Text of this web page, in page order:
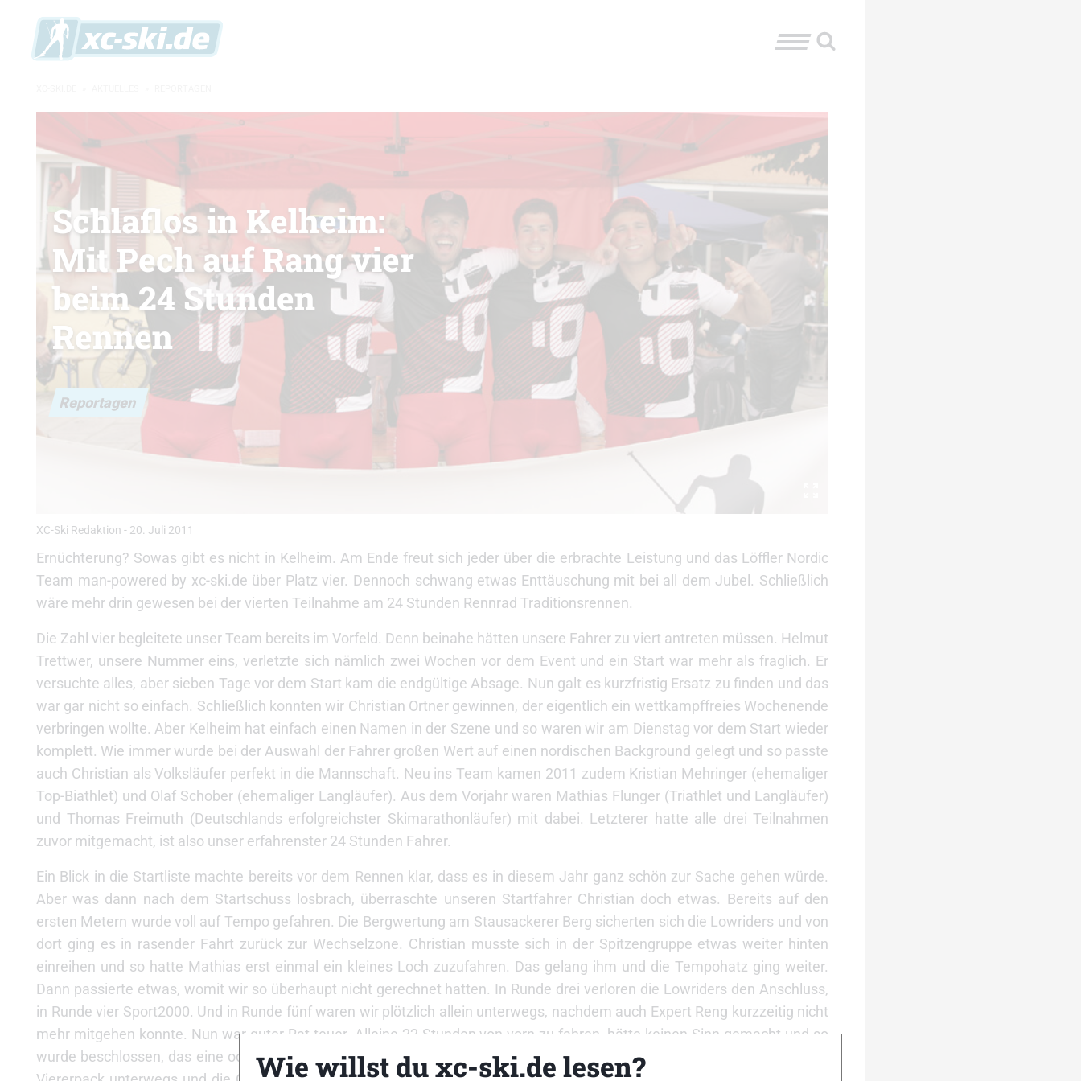
Reportagen
Schlaflos in Kelheim:
Mit Pech auf Rang vier
beim 24 Stunden
Rennen
XC-Ski Redaktion - 20. Juli 2011
Ernüchterung? Sowas gibt es nicht in Kelheim. Am Ende freut sich jeder über die erbrachte Leistung und das Löffler Nordic
Team man-powered by xc-ski.de über Platz vier. Dennoch schwang etwas Enttäuschung mit bei all dem Jubel. Schließlich
wäre mehr drin gewesen bei der vierten Teilnahme am 24 Stunden Rennrad Traditionsrennen.
Die Zahl vier begleitete unser Team bereits im Vorfeld. Denn beinahe hätten unsere Fahrer zu viert antreten müssen. Helmut
Trettwer, unsere Nummer eins, verletzte sich nämlich zwei Wochen vor dem Event und ein Start war mehr als fraglich. Er
versuchte alles, aber sieben Tage vor dem Start kam die endgültige Absage. Nun galt es kurzfristig Ersatz zu finden und das
war gar nicht so einfach. Schließlich konnten wir Christian Ortner gewinnen, der eigentlich ein wettkampffreies Wochenende
verbringen wollte. Aber Kelheim hat einfach einen Namen in der Szene und so waren wir am Dienstag vor dem Start wieder
komplett. Wie immer wurde bei der Auswahl der Fahrer großen Wert auf einen nordischen Background gelegt und so passte
auch Christian als Volksläufer perfekt in die Mannschaft. Neu ins Team kamen 2011 zudem Kristian Mehringer (ehemaliger
Top-Biathlet) und Olaf Schober (ehemaliger Langläufer). Aus dem Vorjahr waren Mathias Flunger (Triathlet und Langläufer)
und Thomas Freimuth (Deutschlands erfolgreichster Skimarathonläufer) mit dabei. Letzterer hatte alle drei Teilnahmen
zuvor mitgemacht, ist also unser erfahrenster 24 Stunden Fahrer.
Ein Blick in die Startliste machte bereits vor dem Rennen klar, dass es in diesem Jahr ganz schön zur Sache gehen würde.
Aber was dann nach dem Startschuss losbrach, überraschte unseren Startfahrer Christian doch etwas. Bereits auf den
ersten Metern wurde voll auf Tempo gefahren. Die Bergwertung am Stausackerer Berg sicherten sich die Lowriders und von
dort ging es in rasender Fahrt zurück zur Wechselzone. Christian musste sich in der Spitzengruppe etwas weiter hinten
einreihen und so hatte Mathias erst einmal ein kleines Loch zuzufahren. Das gelang ihm und die Tempohatz ging weiter.
Dann passierte etwas, womit wir so überhaupt nicht gerechnet hatten. In Runde drei verloren die Lowriders den Anschluss,
in Runde vier Sport2000. Und in Runde fünf waren wir plötzlich allein unterwegs, nachdem auch Expert Reng kurzzeitig nicht
mehr mitgehen konnte. Nun war guter Rat teuer. Alleine 22 Stunden von vorn zu fahren, hätte keinen Sinn gemacht und so
wurde beschlossen, das eine oder andere Team wieder aufkommen zu lassen. So waren wir dann ziemlich bald wieder im
Wie willst du xc-ski.de lesen?